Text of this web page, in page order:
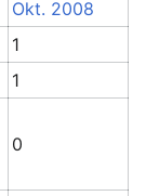
Okt. 2008
1
1
0